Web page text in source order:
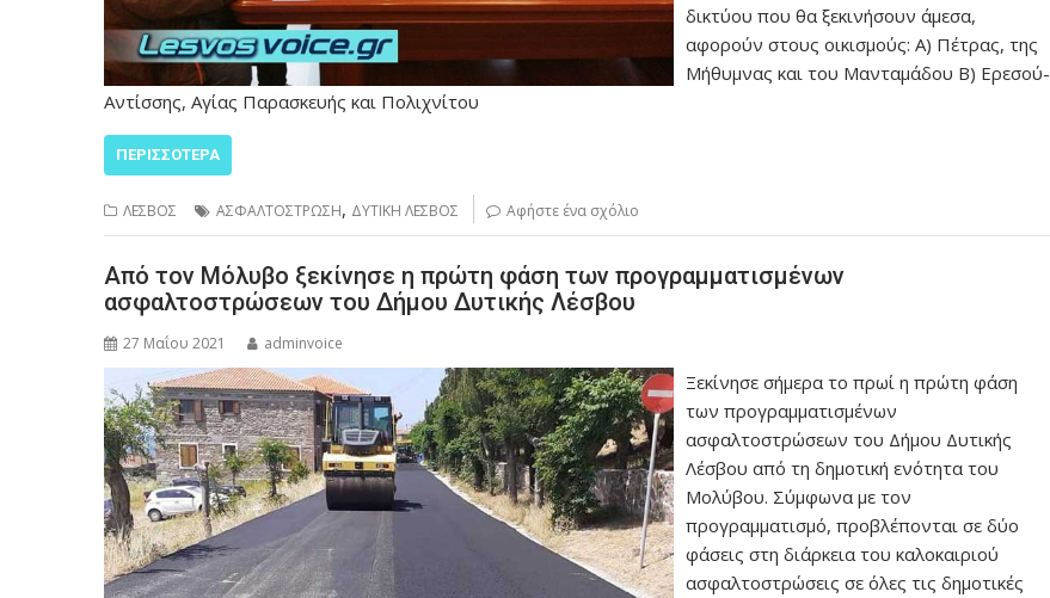
δικτύου που θα ξεκινήσουν άμεσα,
αφορούν στους οικισμούς: Α) Πέτρας, της
Μήθυμνας και του Μανταμάδου Β) Ερεσού-
Αντίσσης, Αγίας Παρασκευής και Πολιχνίτου
ΠΕΡΙΣΣΌΤΕΡΑ
ΛΕΣΒΟΣ ΑΣΦΑΛΤΟΣΤΡΩΣΗ, ΔΥΤΙΚΗ ΛΕΣΒΟΣ Αφήστε ένα σχόλιο
Από τον Μόλυβο ξεκίνησε η πρώτη φάση των προγραμματισμένων
ασφαλτοστρώσεων του Δήμου Δυτικής Λέσβου
27 Μαΐου 2021 adminvoice
Ξεκίνησε σήμερα το πρωί η πρώτη φάση
των προγραμματισμένων
ασφαλτοστρώσεων του Δήμου Δυτικής
Λέσβου από τη δημοτική ενότητα του
Μολύβου. Σύμφωνα με τον
προγραμματισμό, προβλέπονται σε δύο
φάσεις στη διάρκεια του καλοκαιριού
ασφαλτοστρώσεις σε όλες τις δημοτικές